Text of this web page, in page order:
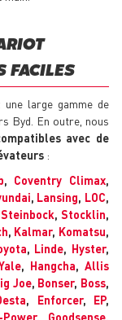
FACILES
large gamme de
Byd. En outre, nous
avec de
:
, Coventry Climax,
, Lansing, LOC,
Steinbock, Stocklin,
, Kalmar, Komatsu,
, Linde, Hyster,
, Hangcha,Allis
Joe, Bonser, Boss,
, Enforcer, EP,
Power, Goodsense,